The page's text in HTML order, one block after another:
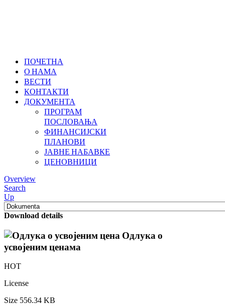
ПОЧЕТНА
О НАМА
ВЕСТИ
КОНТАКТИ
ДОКУМЕНТА
ПРОГРАМ
ПОСЛОВАЊА
ФИНАНСИЈСКИ
ПЛАНОВИ
ЈАВНЕ НАБАВКЕ
ЦЕНОВНИЦИ
Overview
Search
Up
Download details
Одлука о
усвојеним ценама
HOT
License
Size 556.34 KB